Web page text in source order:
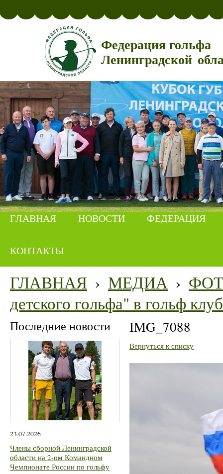
Федерация гольфа
Ленинградской
ГЛАВНАЯ НОВОСТИ ФЕДЕРАЦИЯ
КОНТАКТЫ
ГЛАВНАЯ › МЕДИА ›
детского гольфа" в гольф
Последние новости
23.07.2026
Члены сборной Ленинградской
области на 2-ом Командном
Чемпионате России по гольфу
IMG_7088
Вернуться к списку